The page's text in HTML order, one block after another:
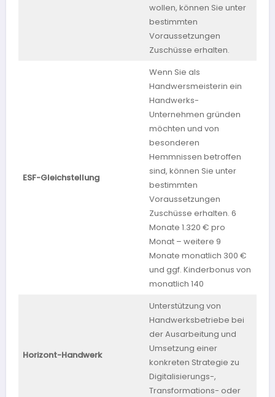
wollen, können Sie unter
bestimmten
Voraussetzungen
Zuschüsse erhalten.
ESF-Gleichstellung
Wenn Sie als
Handwersmeisterin ein
Handwerks-
Unternehmen gründen
möchten und von
besonderen
Hemmnissen betroffen
sind, können Sie unter
bestimmten
Voraussetzungen
Zuschüsse erhalten. 6
Monate 1.320 € pro
Monat – weitere 9
Monate monatlich 300 €
und ggf. Kinderbonus von
monatlich 140
Horizont-Handwerk
Unterstützung von
Handwerksbetriebe bei
der Ausarbeitung und
Umsetzung einer
konkreten Strategie zu
Digitalisierungs-,
Transformations- oder